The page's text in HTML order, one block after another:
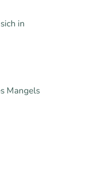
in
Mangels